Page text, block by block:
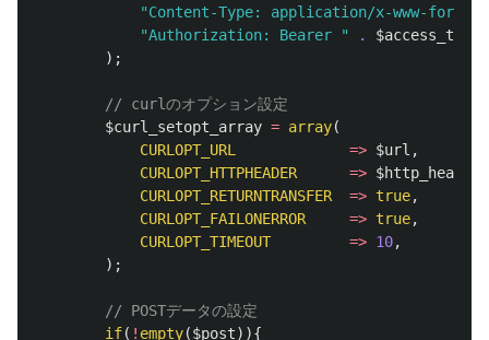
"Content-Type: application/x-www-form-
"Authorization: Bearer "
.
$access_token
);
// curlのオプション設定
$curl_setopt_array = array(
CURLOPT_URL
=> $url ,
CURLOPT_HTTPHEADER
=> $http_header
CURLOPT_RETURNTRANSFER
=> true,
CURLOPT_FAILONERROR
=> true,
CURLOPT_TIMEOUT
=> 10,
);
// POSTデータの設定
if( ! empty($post)){